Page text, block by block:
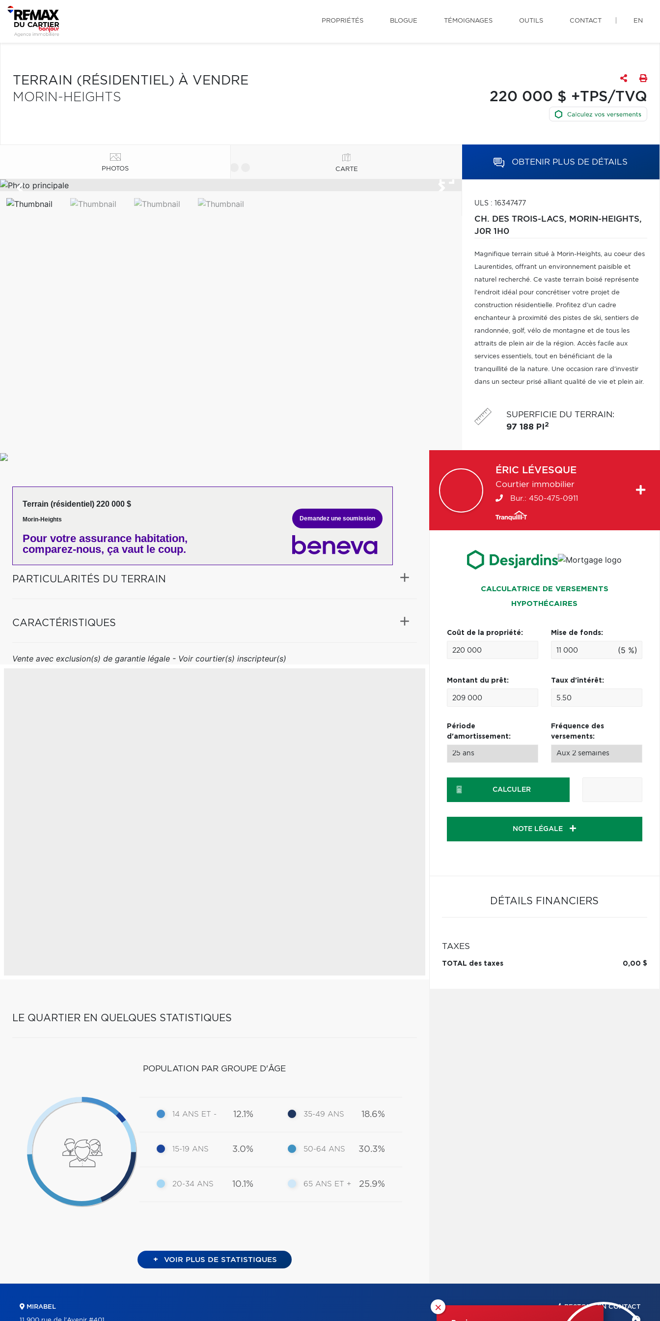
PROPRIÉTÉS BLOGUE TÉMOIGNAGES OUTILS CONTACT EN
TERRAIN (RÉSIDENTIEL) À VENDRE
MORIN-HEIGHTS
220 000 $ +TPS/TVQ
PHOTOS CARTE
OBTENIR PLUS DE DÉTAILS
ULS : 16347477
CH. DES TROIS-LACS, MORIN-HEIGHTS,
J0R 1H0
Magnifique terrain situé à Morin-Heights, au coeur des
Laurentides, offrant un environnement paisible et
naturel recherché. Ce vaste terrain boisé représente
l'endroit idéal pour concrétiser votre projet de
construction résidentielle. Profitez d'un cadre
enchanteur à proximité des pistes de ski, sentiers de
randonnée, golf, vélo de montagne et de tous les
attraits de plein air de la région. Accès facile aux
services essentiels, tout en bénéficiant de la
tranquillité de la nature. Une occasion rare d'investir
dans un secteur prisé alliant qualité de vie et plein air.
SUPERFICIE DU TERRAIN:
97 188 PI 2
Terrain (résidentiel) 220 000 $
Morin-Heights
Pour votre assurance habitation,
comparez-nous, ça vaut le coup.
Demandez une soumission
PARTICULARITÉS DU TERRAIN
CARACTÉRISTIQUES
Vente avec exclusion(s) de garantie légale - Voir courtier(s) inscripteur(s)
LE QUARTIER EN QUELQUES STATISTIQUES
POPULATION PAR GROUPE D'ÂGE
14 ANS ET - 12.1%
15-19 ANS 3.0%
20-34 ANS 10.1%
35-49 ANS 18.6%
50-64 ANS 30.3%
65 ANS ET + 25.9%
+ VOIR PLUS DE STATISTIQUES
ÉRIC LÉVESQUE
Courtier immobilier
Bur.: 450-475-0911
CALCULATRICE DE VERSEMENTS
HYPOTHÉCAIRES
Coût de la propriété: Mise de fonds:
(5 %)
Montant du prêt: Taux d'intérêt:
Période
d'amortissement:
Fréquence des
versements:
CALCULER
NOTE LÉGALE
DÉTAILS FINANCIERS
TAXES
TOTAL des taxes 0,00 $
×
MIRABEL RESTONS EN CONTACT